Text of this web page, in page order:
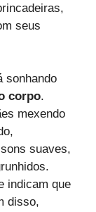
seus
sonhando
corpo.
mexendo
suaves,
indicam que
disso,